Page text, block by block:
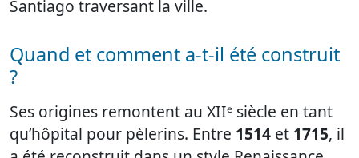
Santiago traversant la ville.
Quand et comment a-t-il été construit
?
Ses origines remontent au XIIᵉ siècle en tant
qu’hôpital pour pèlerins. Entre 1514 et 1715, il